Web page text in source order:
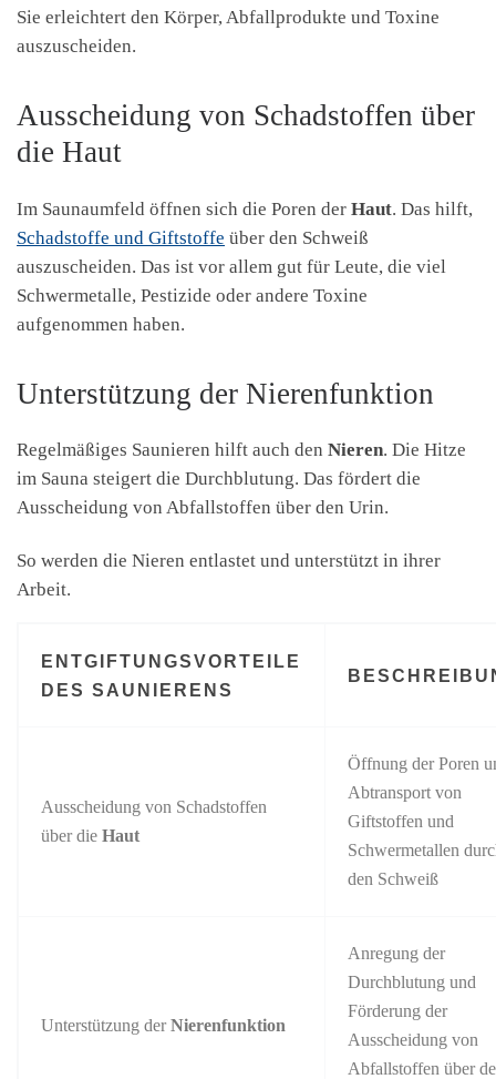
Sie erleichtert den Körper, Abfallprodukte und Toxine
auszuscheiden.
Ausscheidung von Schadstoffen über
die Haut
Im Saunaumfeld öffnen sich die Poren der Haut. Das hilft,
Schadstoffe und Giftstoffe über den Schweiß
auszuscheiden. Das ist vor allem gut für Leute, die viel
Schwermetalle, Pestizide oder andere Toxine
aufgenommen haben.
Unterstützung der Nierenfunktion
Regelmäßiges Saunieren hilft auch den Nieren. Die Hitze
im Sauna steigert die Durchblutung. Das fördert die
Ausscheidung von Abfallstoffen über den Urin.
So werden die Nieren entlastet und unterstützt in ihrer
Arbeit.
ENTGIFTUNGSVORTEILE
DES SAUNIERENS
Ausscheidung von Schadstoffen
über dieHaut
Öffnung der Poren
Abtransport von
Giftstoffen und
Schwermetallen
den Schweiß
Unterstützung derNierenfunktion
Anregung der
Durchblutung und
Förderung der
Ausscheidung von
Abfallstoffen über